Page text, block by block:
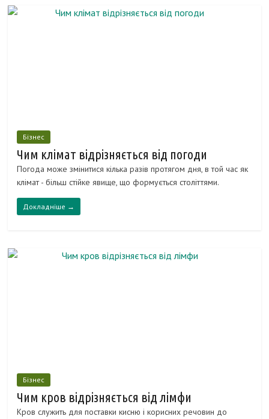
Бізнес
Чим клімат відрізняється від погоди
Погода може змінитися кілька разів протягом дня, в той час як
клімат - більш стійке явище, що формується століттями.
Докладніше →
Бізнес
Чим кров відрізняється від лімфи
Кров служить для поставки кисню і корисних речовин до